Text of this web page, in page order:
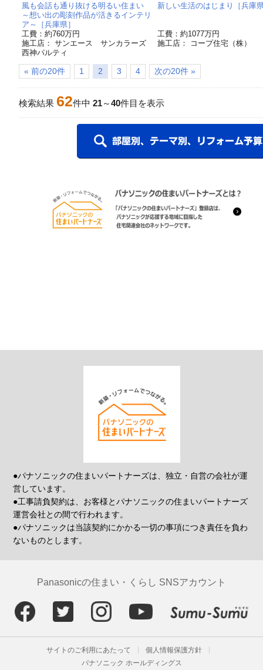
風も会話も通り抜ける明るい住まい
～想い出の彫刻作品が活きるインテリ
ア～［兵庫県］
工費：約760万円
施工店： サンエース サンカラーズ
西神パルティ
新しい生活のはじまり［兵庫
工費：約1077万円
施工店： コープ住宅（株）
« 前の20件 1 2 3 4 次の20件 »
検索結果 62件中 21～40件目を表示
●パナソニックの住まいパートナーズは、独立・自営の会社が運
営しています。
●工事請負契約は、お客様とパナソニックの住まいパートナーズ
運営会社との間で行われます。
●パナソニックは当該契約にかかる一切の事項につき責任を負わ
ないものとします。
Panasonicの住まい・くらし SNSアカウント
サイトのご利用にあたって
個人情報保護方針
パナソニック ホールディングス